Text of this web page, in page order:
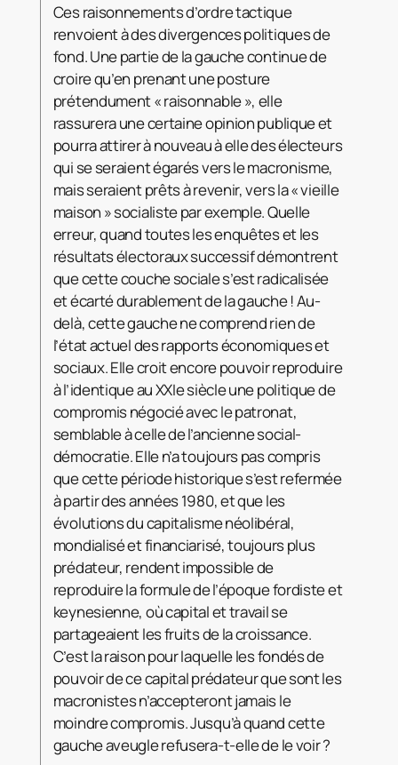
Ces raisonnements d’ordre tactique
renvoient à des divergences politiques de
fond. Une partie de la gauche continue de
croire qu’en prenant une posture
prétendument « raisonnable », elle
rassurera une certaine opinion publique et
pourra attirer à nouveau à elle des électeurs
qui se seraient égarés vers le macronisme,
mais seraient prêts à revenir, vers la « vieille
maison » socialiste par exemple. Quelle
erreur, quand toutes les enquêtes et les
résultats électoraux successif démontrent
que cette couche sociale s’est radicalisée
et écarté durablement de la gauche ! Au-
delà, cette gauche ne comprend rien de
l’état actuel des rapports économiques et
sociaux. Elle croit encore pouvoir reproduire
à l’identique au XXIe siècle une politique de
compromis négocié avec le patronat,
semblable à celle de l’ancienne social-
démocratie. Elle n’a toujours pas compris
que cette période historique s’est refermée
à partir des années 1980, et que les
évolutions du capitalisme néolibéral,
mondialisé et financiarisé, toujours plus
prédateur, rendent impossible de
reproduire la formule de l’époque fordiste et
keynesienne, où capital et travail se
partageaient les fruits de la croissance.
C’est la raison pour laquelle les fondés de
pouvoir de ce capital prédateur que sont les
macronistes n’accepteront jamais le
moindre compromis. Jusqu’à quand cette
gauche aveugle refusera-t-elle de le voir ?